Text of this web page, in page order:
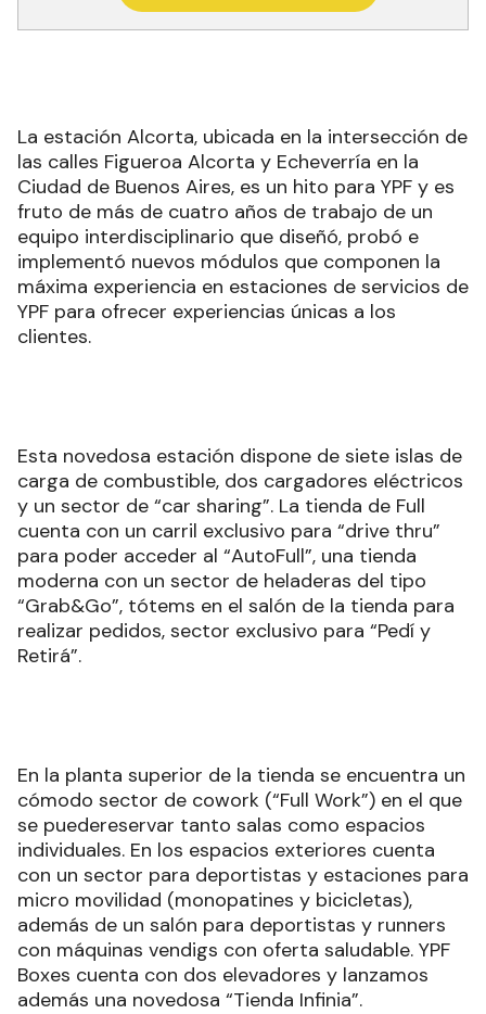
La estación Alcorta, ubicada en la intersección de
las calles Figueroa Alcorta y Echeverría en la
Ciudad de Buenos Aires, es un hito para YPF y es
fruto de más de cuatro años de trabajo de un
equipo interdisciplinario que diseñó, probó e
implementó nuevos módulos que componen la
máxima experiencia en estaciones de servicios de
YPF para ofrecer experiencias únicas a los
clientes.
Esta novedosa estación dispone de siete islas de
carga de combustible, dos cargadores eléctricos
y un sector de “car sharing”. La tienda de Full
cuenta con un carril exclusivo para “drive thru”
para poder acceder al “AutoFull”, una tienda
moderna con un sector de heladeras del tipo
“Grab&Go”, tótems en el salón de la tienda para
realizar pedidos, sector exclusivo para “Pedí y
Retirá”.
En la planta superior de la tienda se encuentra un
cómodo sector de cowork (“Full Work”) en el que
se puedereservar tanto salas como espacios
individuales. En los espacios exteriores cuenta
con un sector para deportistas y estaciones para
micro movilidad (monopatines y bicicletas),
además de un salón para deportistas y runners
con máquinas vendigs con oferta saludable. YPF
Boxes cuenta con dos elevadores y lanzamos
además una novedosa “Tienda Infinia”.